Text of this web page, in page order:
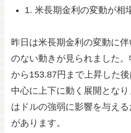
1. 米長期金利の変動が相
昨日は米長期金利の変動に
のない動きが見られました
から153.87円まで上昇した
中心に上下に動く展開とな
はドルの強弱に影響を与え
があります。